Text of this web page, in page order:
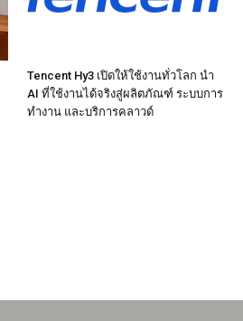
Tencent Hy3 เปิดให้ใช้งานทั่วโลก นำ
AI ที่ใช้งานได้จริงสู่ผลิตภัณฑ์ ระบบการ
ทำงาน และบริการคลาวด์